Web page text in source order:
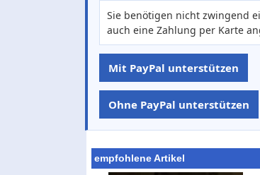
Sie benötigen nicht zwingend
auch eine Zahlung per Karte
Mit PayPal unterstützen
Ohne PayPal unterstützen
empfohlene Artikel